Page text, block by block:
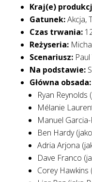
Kraj(e)
Gatunek:Akcja,
Czas trwania:
Reżyseria:
Scenariusz:Paul
Na podstawie:
Główna obsada:
Ryan Reynolds
Mélanie
Manuel Garcia-
Ben Hardy
Adria Arjona
Dave Franco
Corey Hawkins